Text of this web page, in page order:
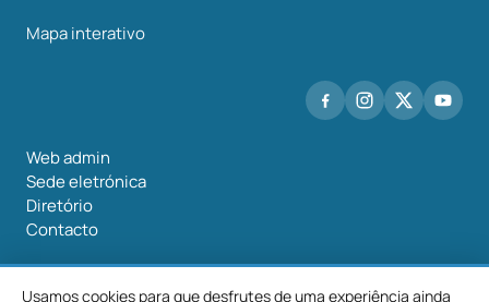
Mapa interativo
Web admin
Sede eletrónica
Diretório
Contacto
Usamos cookies para que desfrutes de uma experiência ainda